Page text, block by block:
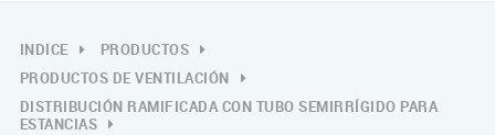
INDICE
PRODUCTOS
PRODUCTOS DE VENTILACIÓN
DISTRIBUCIÓN RAMIFICADA CON TUBO SEMIRRÍGIDO PARA
ESTANCIAS